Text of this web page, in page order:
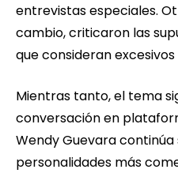
entrevistas especiales.
cambio, criticaron las
que consideran
Mientras tanto, el tema
conversación en
Wendy Guevara continúa
personalidades más